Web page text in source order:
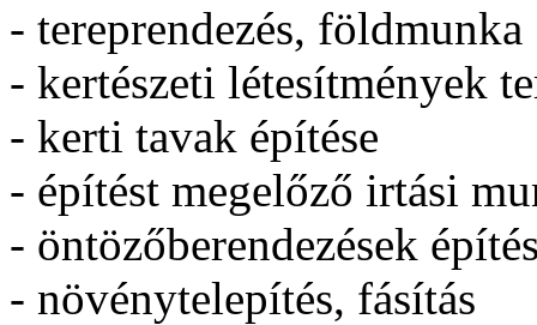
- tereprendezés, földmunka
- kertészeti létesítmények
- kerti tavak építése
- építést megelőző irtási
- öntözőberendezések
- növénytelepítés, fásítás